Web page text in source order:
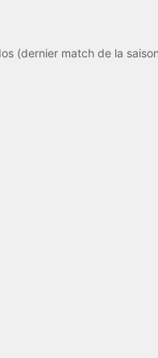
(dernier match de la